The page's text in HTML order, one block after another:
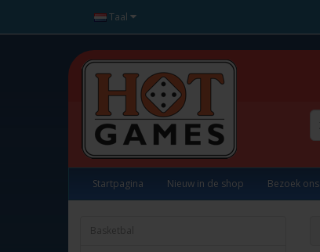
Taal
Startpagina Nieuw in de shop Bezoek ons
Basketbal